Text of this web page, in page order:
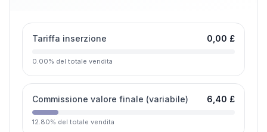
Tariffa inserzione 0,00 £
0.00% del totale vendita
Commissione valore finale (variabile) 6,40 £
12.80% del totale vendita